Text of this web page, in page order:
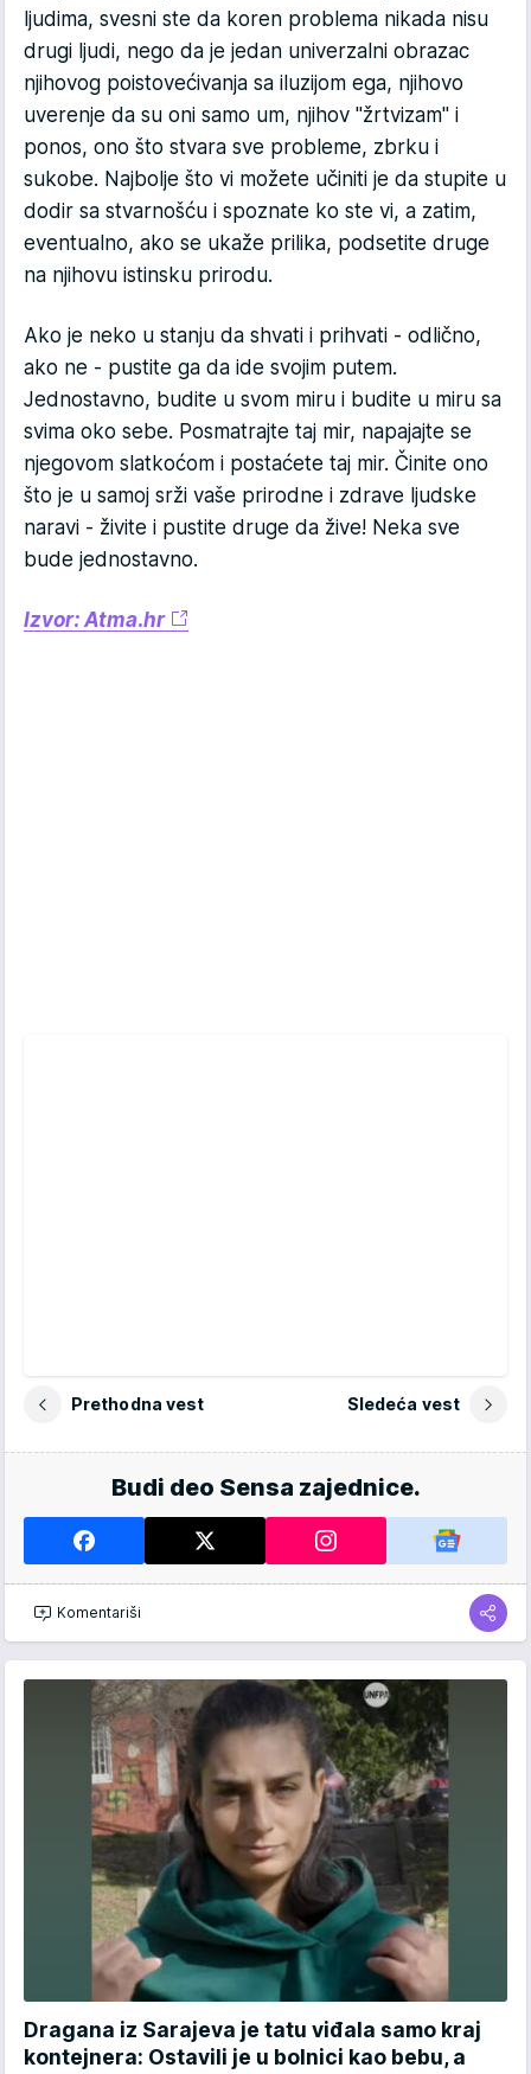
ljudima, svesni ste da koren problema nikada nisu
drugi ljudi, nego da je jedan univerzalni obrazac
njihovog poistovećivanja sa iluzijom ega, njihovo
uverenje da su oni samo um, njihov "žrtvizam" i
ponos, ono što stvara sve probleme, zbrku i
sukobe. Najbolje što vi možete učiniti je da stupite u
dodir sa stvarnošću i spoznate ko ste vi, a zatim,
eventualno, ako se ukaže prilika, podsetite druge
na njihovu istinsku prirodu.
Ako je neko u stanju da shvati i prihvati - odlično,
ako ne - pustite ga da ide svojim putem.
Jednostavno, budite u svom miru i budite u miru sa
svima oko sebe. Posmatrajte taj mir, napajajte se
njegovom slatkoćom i postaćete taj mir. Činite ono
što je u samoj srži vaše prirodne i zdrave ljudske
naravi - živite i pustite druge da žive! Neka sve
bude jednostavno.
Izvor: Atma.hr
Prethodna vest Sledeća vest
Budi deo Sensa zajednice.
Komentariši
Dragana iz Sarajeva je tatu viđala samo kraj
kontejnera: Ostavili je u bolnici kao bebu, a